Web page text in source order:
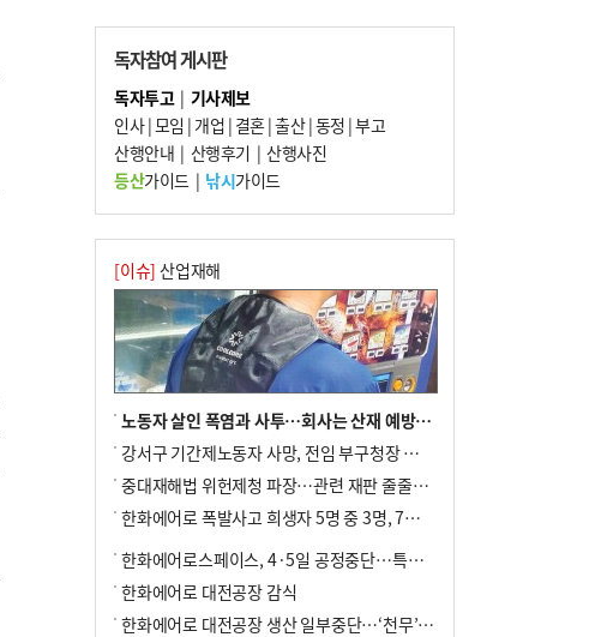
7
오늘의 날씨- 2026년 8월 7일
8
외국인 선원 ‘인신매매 경유지’ 된 부산…
우려가 현실로
9
[사설] 해수부 신청사 북항으로 확정, 해양
수도 도약의 전환점
10 르노 못 타는 부산시장…관용차 규정에 막
힌 지역기업 응원
독자참여 게시판
독자투고| 기사제보
인사|모임 | 개업 | 결혼|출산|동정 |부고
산행안내 | 산행후기 | 산행사진
등산가이드| 낚시가이드
[이슈] 산업재해
노동자 살인 폭염과 사투…회사는 산재 예방·전기료 절감 전력
강서구 기간제노동자 사망, 전임 부구청장 檢 송치
중대재해법 위헌제청 파장…관련 재판 줄줄이 브레이크
한화에어로 폭발사고 희생자 5명 중 3명, 7일 영면
한화에어로스페이스, 4·5일 공정중단…특별 안전점검
한화에어로 대전공장 감식
한화에어로 대전공장 생산 일부중단…‘천무’ 수출 비상